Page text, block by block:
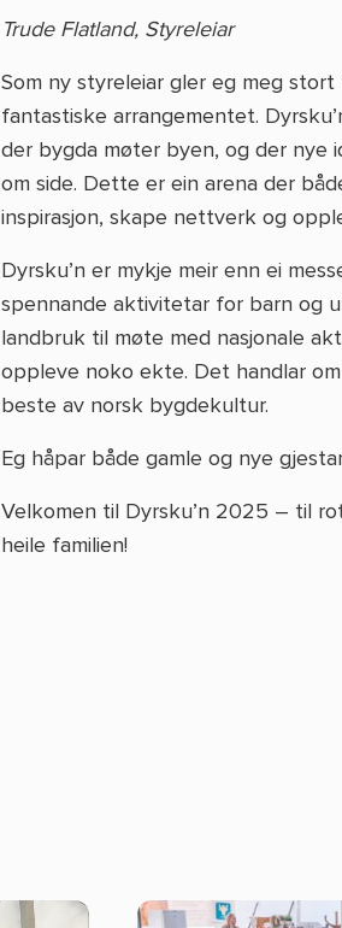
Trude Flatland, Styreleiar
Som ny styreleiar gler eg meg
fantastiske arrangementet.
der bygda møter byen, og der nye
om side. Dette er ein arena der
inspirasjon, skape nettverk og
Dyrsku’n er mykje meir enn ei
spennande aktivitetar for barn og
landbruk til møte med nasjonale
oppleve noko ekte. Det handlar
beste av norsk bygdekultur.
Eg håpar både gamle og nye
Velkomen til Dyrsku’n 2025 – til
heile familien!